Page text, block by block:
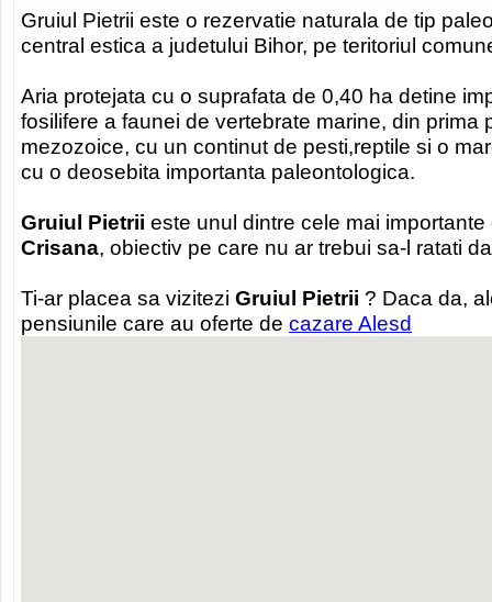
Gruiul Pietrii este o rezervatie naturala de tip
central estica a judetului Bihor, pe teritoriul
Aria protejata cu o suprafata de 0,40 ha detine
fosilifere a faunei de vertebrate marine, din prima
mezozoice, cu un continut de pesti,reptile si o
cu o deosebita importanta paleontologica.
Gruiul Pietrii este unul dintre cele mai
Crisana, obiectiv pe care nu ar trebui sa-l ratati
Ti-ar placea sa vizitezi Gruiul Pietrii ? Daca da,
pensiunile care au oferte de cazare Alesd